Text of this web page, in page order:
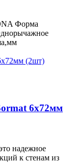
Форма
6х72мм
надежное
к стенам из